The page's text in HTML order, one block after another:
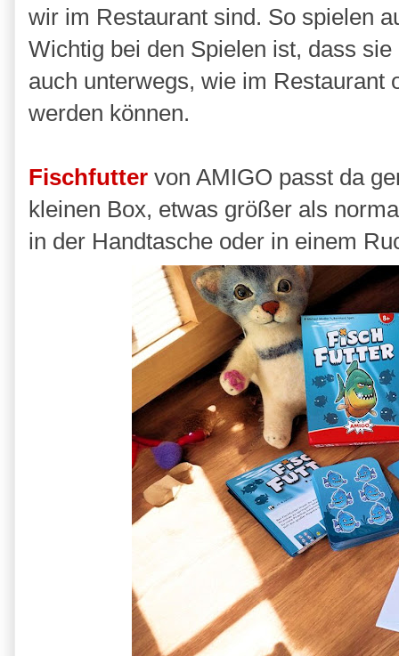
wir im Restaurant sind. So spielen
Wichtig bei den Spielen ist, dass
auch unterwegs, wie im Restaurant
werden können.
Fischfutter von AMIGO passt da
kleinen Box, etwas größer als
in der Handtasche oder in einem